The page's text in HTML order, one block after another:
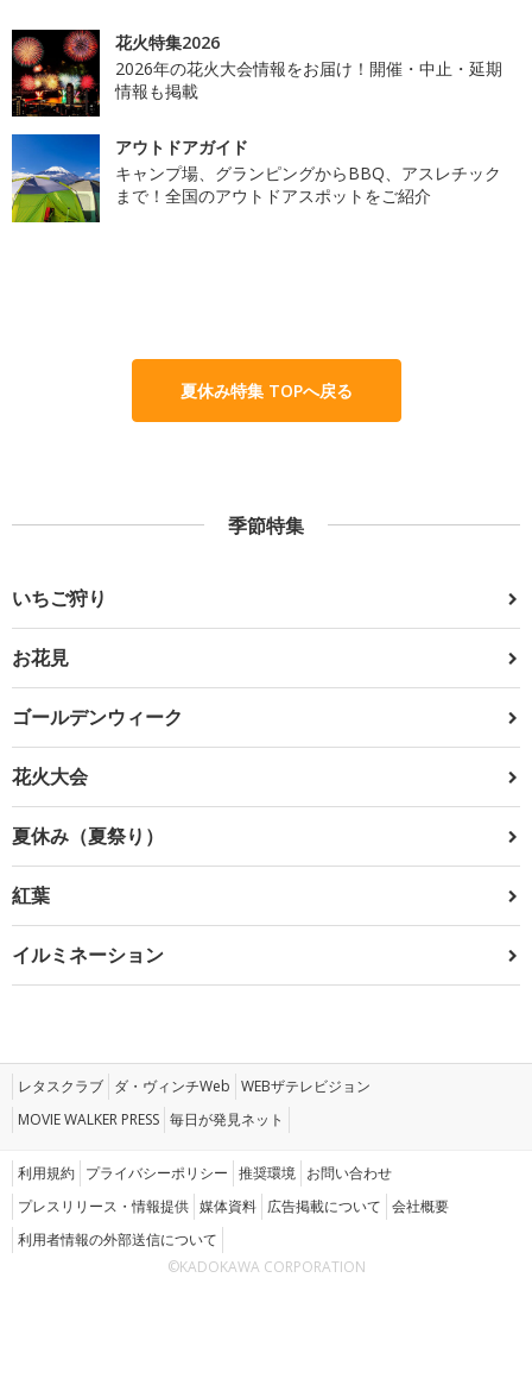
花火特集2026
2026年の花火大会情報をお届け！開催・中止・延期
情報も掲載
アウトドアガイド
キャンプ場、グランピングからBBQ、アスレチック
まで！全国のアウトドアスポットをご紹介
夏休み特集 TOPへ戻る
季節特集
いちご狩り
お花見
ゴールデンウィーク
花火大会
夏休み（夏祭り）
紅葉
イルミネーション
レタスクラブ ダ・ヴィンチWeb WEBザテレビジョン
MOVIE WALKER PRESS 毎日が発見ネット
利用規約 プライバシーポリシー 推奨環境 お問い合わせ
プレスリリース・情報提供 媒体資料 広告掲載について 会社概要
利用者情報の外部送信について
©KADOKAWA CORPORATION